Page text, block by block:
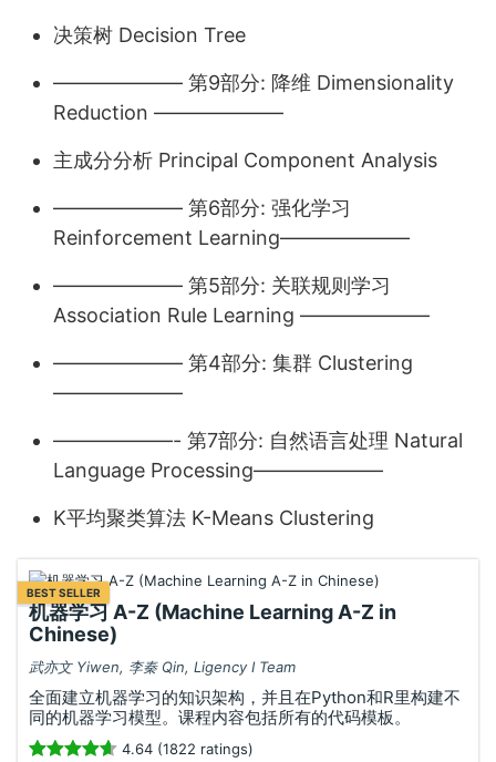
决策树 Decision Tree
——————– 第9部分: 降维 Dimensionality
Reduction ——————–
主成分分析 Principal Component Analysis
——————– 第6部分: 强化学习
Reinforcement Learning——————–
——————– 第5部分: 关联规则学习
Association Rule Learning ——————–
——————– 第4部分: 集群 Clustering
——————–
——————- 第7部分: 自然语言处理 Natural
Language Processing——————–
K平均聚类算法 K-Means Clustering
BEST SELLER
机器学习 A-Z (Machine Learning A-Z in
Chinese)
武亦文 Yiwen, 李秦 Qin, Ligency I Team
全面建立机器学习的知识架构，并且在Python和R里构建不
同的机器学习模型。课程内容包括所有的代码模板。
4.64 (1822 ratings)